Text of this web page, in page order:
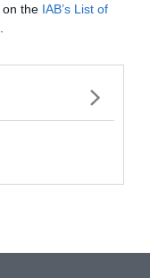
on the IAB’s List of
Mi a